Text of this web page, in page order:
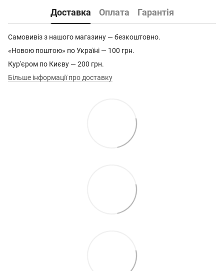
Доставка Оплата Гарантія
Самовивіз з нашого магазину — безкоштовно.
«Новою поштою» по Україні — 100 грн.
Кур'єром по Києву — 200 грн.
Більше інформації про доставку